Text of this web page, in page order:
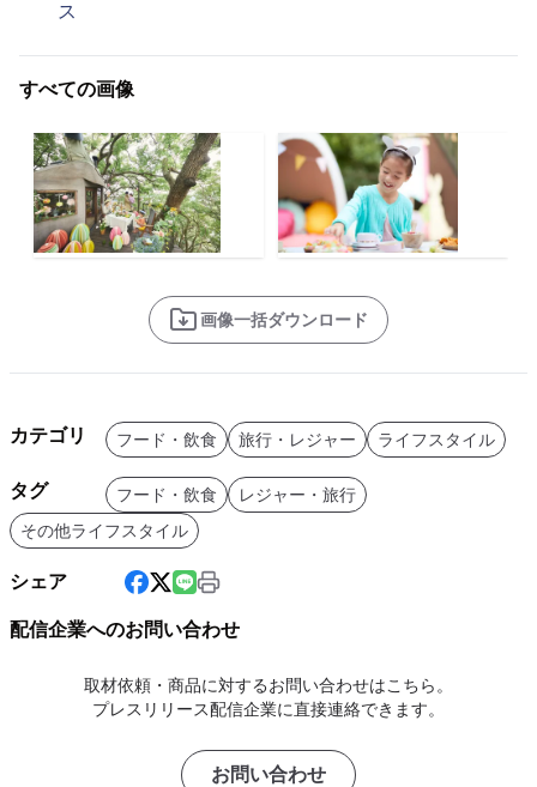
ス
すべての画像
画像一括ダウンロード
カテゴリ フード・飲食 旅行・レジャー ライフスタイル
タグ フード・飲食
レジャー・旅行
その他ライフスタイル
シェア
配信企業へのお問い合わせ
取材依頼・商品に対するお問い合わせはこちら。
プレスリリース配信企業に直接連絡できます。
お問い合わせ